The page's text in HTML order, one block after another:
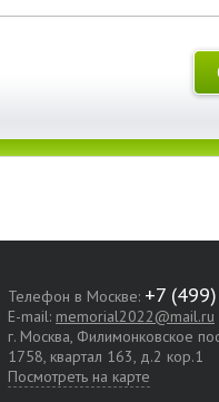
Телефон в Москве:
E-mail: memorial2022@mail.ru
г. Москва, Филимонковское
1758, квартал 163, д.2 кор.1
Посмотреть на карте